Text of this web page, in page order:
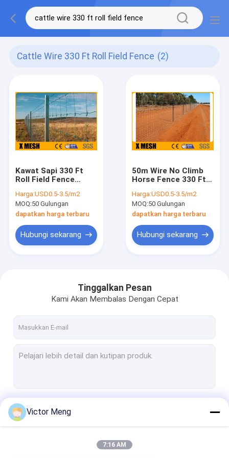
Cattle Wire 330 Ft Roll Field Fence (2)
Kawat Sapi 330 Ft
Roll Field Fence
Knot
Harga:USD0.5-3.5/m2
MOQ:50 Gulungan
dapatkan harga terbaru
Hubungi sekarang
50m Wire No Climb
Horse Fence 330 Ft
Galvanized
Harga:USD0.5-3.5/m2
MOQ:50 Gulungan
dapatkan harga terbaru
Hubungi sekarang
Tinggalkan Pesan
Kami Akan Membalas Dengan Cepat
Victor Meng
7:16 AM